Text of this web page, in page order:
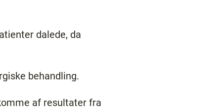
dalede, da
behandling.
af resultater fra